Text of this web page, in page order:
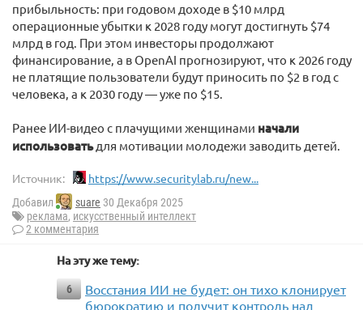
прибыльность: при годовом доходе в $10 млрд
операционные убытки к 2028 году могут достигнуть $74
млрд в год. При этом инвесторы продолжают
финансирование, а в OpenAI прогнозируют, что к 2026 году
не платящие пользователи будут приносить по $2 в год с
человека, а к 2030 году — уже по $15.
Ранее ИИ-видео с плачущими женщинами начали
использоватьдля мотивации молодежи заводить детей.
Источник: https://www.securitylab.ru/new...
Добавил suare 30 Декабря 2025
реклама, искусственный интеллект
2 комментария
На эту же тему:
6
Восстания ИИ не будет: он тихо клонирует
бюрократию и получит контроль над